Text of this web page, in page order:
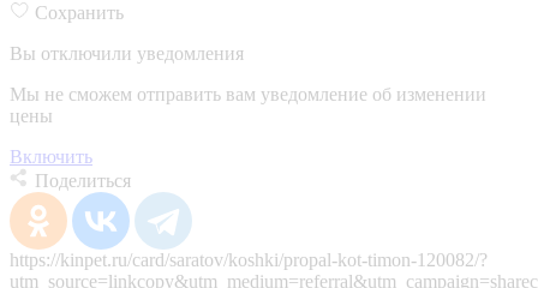
Сохранить
Вы отключили уведомления
Мы не сможем отправить вам уведомление об изменении
цены
Включить
Поделиться
https://kinpet.ru/card/saratov/koshki/propal-kot-timon-120082/?